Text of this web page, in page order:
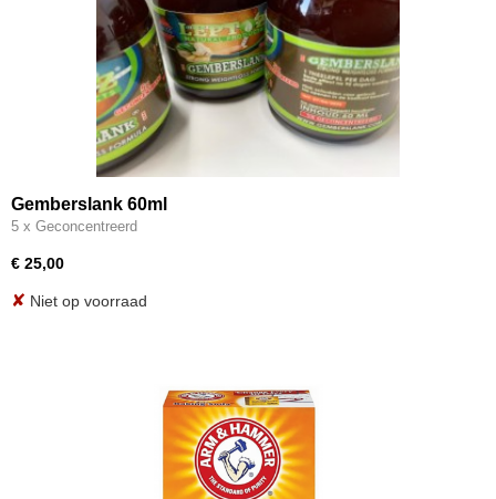
Gemberslank 60ml
5 x Geconcentreerd
€ 25,00
✘ Niet op voorraad